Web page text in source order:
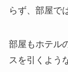
らず、部屋で
部屋もホテル
スを引くよう